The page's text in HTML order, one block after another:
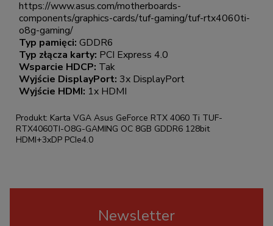
https://www.asus.com/motherboards-
components/graphics-cards/tuf-gaming/tuf-rtx4060ti-
o8g-gaming/
Typ pamięci: GDDR6
Typ złącza karty: PCI Express 4.0
Wsparcie HDCP: Tak
Wyjście DisplayPort: 3x DisplayPort
Wyjście HDMI: 1x HDMI
Produkt: Karta VGA Asus GeForce RTX 4060 Ti TUF-
RTX4060TI-O8G-GAMING OC 8GB GDDR6 128bit
HDMI+3xDP PCIe4.0
Newsletter